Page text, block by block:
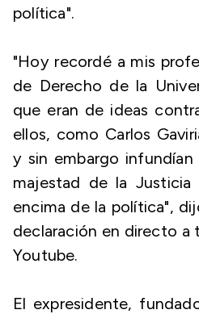
política".
"Hoy recordé a mis
de Derecho de la
que eran de ideas
ellos, como Carlos
y sin embargo
majestad de la
encima de la política",
declaración en directo a
Youtube.
El expresidente,